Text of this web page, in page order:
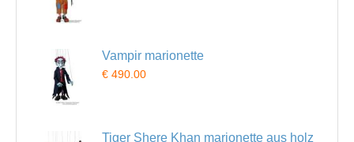
Vampir marionette
€ 490.00
Tiger Shere Khan marionette aus holz